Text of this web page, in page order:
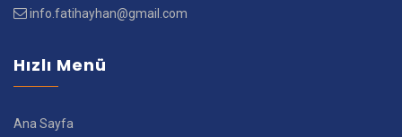
info.fatihayhan@gmail.com
Hızlı Menü
Ana Sayfa